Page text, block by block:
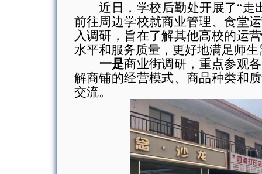
近日，学校后勤处开展了“走
前往周边学校就商业管理、食堂
入调研，旨在了解其他高校的运
水平和服务质量 ，更好地满足师
一是商业街调研，重点参观
解商铺的经营模式、商品种类和
交流。